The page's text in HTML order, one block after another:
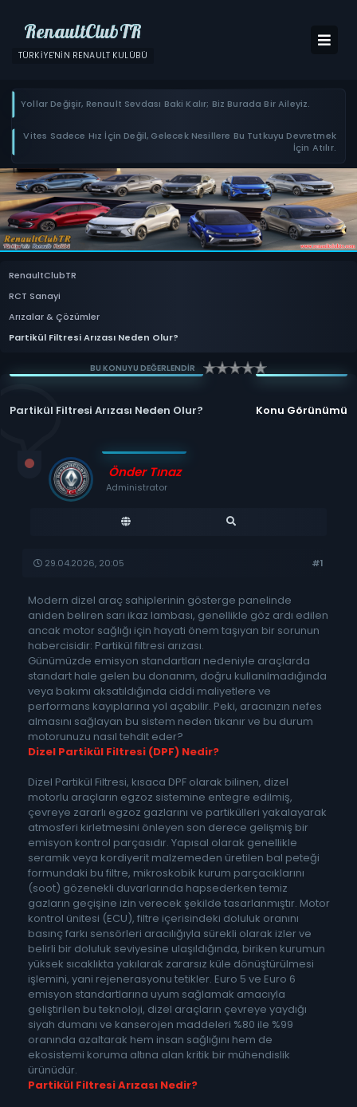
RenaultClubTR
TÜRKIYE'NIN RENAULT KULÜBÜ
Yollar Değişir, Renault Sevdası Baki Kalır; Biz Burada Bir Aileyiz.
Vites Sadece Hız İçin Değil, Gelecek Nesillere Bu Tutkuyu Devretmek
İçin Atılır.
RenaultClubTR
RCT Sanayi
Arızalar & Çözümler
Partikül Filtresi Arızası Neden Olur?
BU KONUYU DEĞERLENDİR
Konu Görünümü
Partikül Filtresi Arızası Neden Olur?
Önder Tınaz
Administrator
29.04.2026, 20:05 #1
Modern dizel araç sahiplerinin gösterge panelinde
aniden beliren sarı ikaz lambası, genellikle göz ardı edilen
ancak motor sağlığı için hayati önem taşıyan bir sorunun
habercisidir: Partikül filtresi arızası.
Günümüzde emisyon standartları nedeniyle araçlarda
standart hale gelen bu donanım, doğru kullanılmadığında
veya bakımı aksatıldığında ciddi maliyetlere ve
performans kayıplarına yol açabilir. Peki, aracınızın nefes
almasını sağlayan bu sistem neden tıkanır ve bu durum
motorunuzu nasıl tehdit eder?
Dizel Partikül Filtresi (DPF) Nedir?
Dizel Partikül Filtresi, kısaca DPF olarak bilinen, dizel
motorlu araçların egzoz sistemine entegre edilmiş,
çevreye zararlı egzoz gazlarını ve partikülleri yakalayarak
atmosferi kirletmesini önleyen son derece gelişmiş bir
emisyon kontrol parçasıdır. Yapısal olarak genellikle
seramik veya kordiyerit malzemeden üretilen bal peteği
formundaki bu filtre, mikroskobik kurum parçacıklarını
(soot) gözenekli duvarlarında hapsederken temiz
gazların geçişine izin verecek şekilde tasarlanmıştır. Motor
kontrol ünitesi (ECU), filtre içerisindeki doluluk oranını
basınç farkı sensörleri aracılığıyla sürekli olarak izler ve
belirli bir doluluk seviyesine ulaşıldığında, biriken kurumun
yüksek sıcaklıkta yakılarak zararsız küle dönüştürülmesi
işlemini, yani rejenerasyonu tetikler. Euro 5 ve Euro 6
emisyon standartlarına uyum sağlamak amacıyla
geliştirilen bu teknoloji, dizel araçların çevreye yaydığı
siyah dumanı ve kanserojen maddeleri %80 ile %99
oranında azaltarak hem insan sağlığını hem de
ekosistemi koruma altına alan kritik bir mühendislik
ürünüdür.
Partikül Filtresi Arızası Nedir?